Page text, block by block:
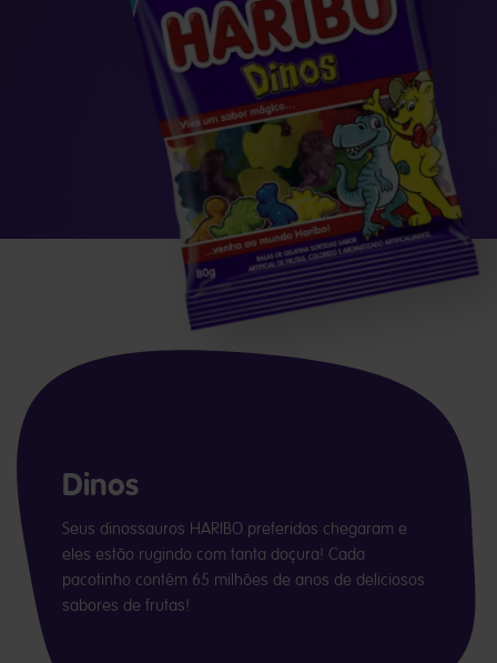
Dinos
Seus dinossauros HARIBO preferidos chegaram e
eles estão rugindo com tanta doçura! Cada
pacotinho contém 65 milhões de anos de deliciosos
sabores de frutas!